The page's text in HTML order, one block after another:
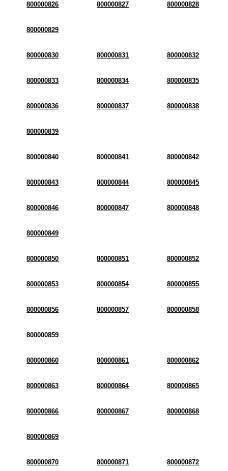
800000826 800000827 800000828
800000829
800000830 800000831 800000832
800000833 800000834 800000835
800000836 800000837 800000838
800000839
800000840 800000841 800000842
800000843 800000844 800000845
800000846 800000847 800000848
800000849
800000850 800000851 800000852
800000853 800000854 800000855
800000856 800000857 800000858
800000859
800000860 800000861 800000862
800000863 800000864 800000865
800000866 800000867 800000868
800000869
800000870 800000871 800000872